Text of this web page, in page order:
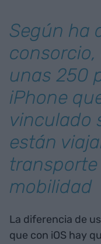
Según ha
unas 250
iPhone
vinculado
están
mobilidad
La diferencia de
que con iOS hay